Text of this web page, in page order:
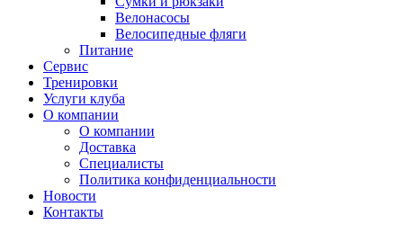
Велонасосы
Велосипедные фляги
Питание
Сервис
Тренировки
Услуги клуба
О компании
О компании
Доставка
Специалисты
Политика конфиденциальности
Новости
Контакты